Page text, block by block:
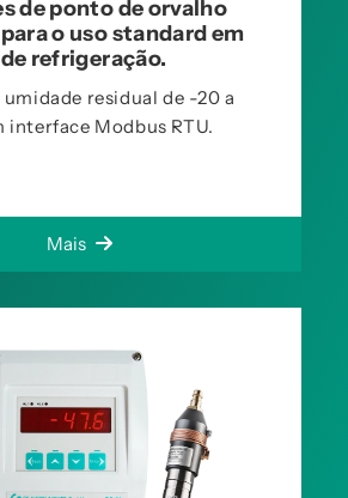
de ponto de orvalho
o uso standard em
refrigeração.
residual de -20 a
interface Modbus RTU.
Mais